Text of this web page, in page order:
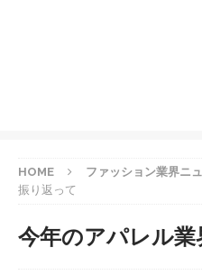
HOME ファッション業界ニ
振り返って
今年のアパレル